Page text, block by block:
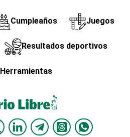
Cumpleaños Juegos
Resultados deportivos
Herramientas